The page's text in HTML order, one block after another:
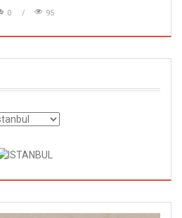
0 95